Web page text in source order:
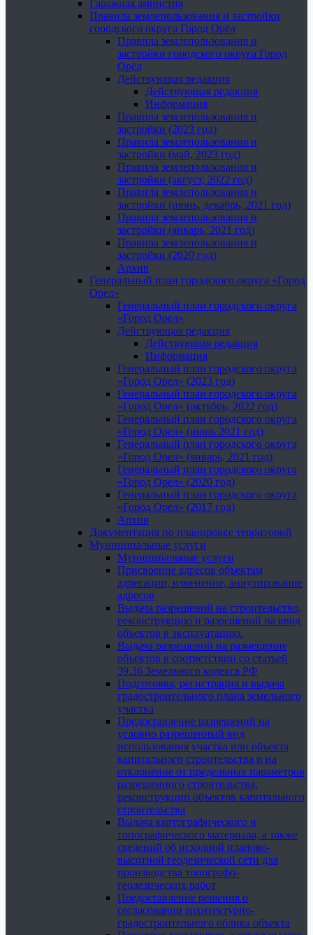
Гаражная амнистия
Правила землепользования и застройки
городского округа Город Орёл
Правила землепользования и
застройки городского округа Город
Орёл
Действующая редакция
Действующая редакция
Информация
Правила землепользования и
застройки (2023 год)
Правила землепользования и
застройки (май, 2023 год)
Правила землепользования и
застройки (август, 2022 год)
Правила землепользования и
застройки (июнь, декабрь, 2021 год)
Правила землепользования и
застройки (январь, 2021 год)
Правила землепользования и
застройки (2020 год)
Архив
Генеральный план городского округа «Город
Орел»
Генеральный план городского округа
«Город Орел»
Действующая редакция
Действующая редакция
Информация
Генеральный план городского округа
«Город Орел» (2023 год)
Генеральный план городского округа
«Город Орел» (октябрь, 2022 год)
Генеральный план городского округа
«Город Орел» (июнь 2021 год)
Генеральный план городского округа
«Город Орел» (январь, 2021 год)
Генеральный план городского округа
«Город Орел» (2020 год)
Генеральный план городского округа
«Город Орел» (2017 год)
Архив
Документация по планировке территорий
Муниципальные услуги
Муниципальные услуги
Присвоение адресов объектам
адресации, изменение, аннулирование
адресов
Выдача разрешений на строительство,
реконструкцию и разрешений на ввод
объектов в эксплуатацию.
Выдача разрешений на размещение
объектов в соответствии со статьей
39.36 Земельного кодекса РФ
Подготовка, регистрация и выдача
градостроительного плана земельного
участка
Предоставление разрешений на
условно разрешенный вид
использования участка или объекта
капитального строительства и на
отклонение от предельных параметров
разрешенного строительства,
реконструкции объектов капитального
строительства
Выдача картографического и
топографического материала, а также
сведений об исходной планово-
высотной геодезической сети для
производства топографо-
геодезических работ
Предоставление решения о
согласовании архитектурно-
градостроительного облика объекта